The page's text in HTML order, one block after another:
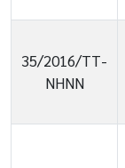
35/2016/TT-
NHNN